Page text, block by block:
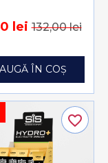
lei132,00 lei
ÎN COȘ
favorite_border